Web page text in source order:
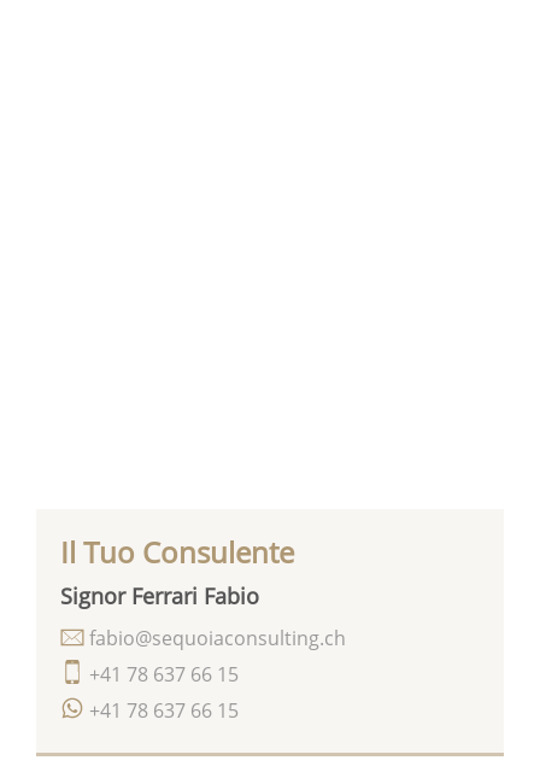
Il Tuo Consulente
Signor Ferrari Fabio
+41 78 637 66 15
+41 78 637 66 15
fabio@sequoiaconsulting.ch